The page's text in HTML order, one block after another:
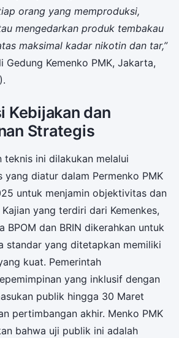
orang yang memproduksi,
mengedarkan produk tembakau
maksimal kadar nikotin dan tar,”
Gedung Kemenko PMK, Jakarta,
Kebijakan dan
Strategis
teknis ini dilakukan melalui
yang diatur dalam Permenko PMK
untuk menjamin objektivitas dan
yang terdiri dari Kemenkes,
BPOM dan BRIN dikerahkan untuk
standar yang ditetapkan memiliki
kuat. Pemerintah
yang inklusif dengan
publik hingga 30 Maret
pertimbangan akhir. Menko PMK
bahwa uji publik ini adalah